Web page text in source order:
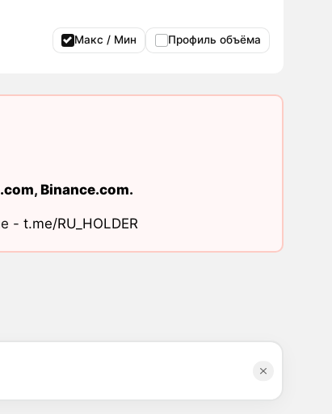
Макс / Мин Профиль объёма
, Binance.com.
- t.me/RU_HOLDER